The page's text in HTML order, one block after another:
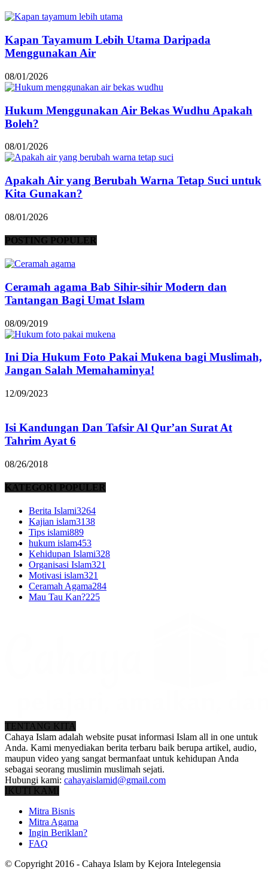
Kapan Tayamum Lebih Utama Daripada
Menggunakan Air
08/01/2026
Hukum Menggunakan Air Bekas Wudhu Apakah
Boleh?
08/01/2026
Apakah Air yang Berubah Warna Tetap Suci untuk
Kita Gunakan?
08/01/2026
POSTING POPULER
Ceramah agama Bab Sihir-sihir Modern dan
Tantangan Bagi Umat Islam
08/09/2019
Ini Dia Hukum Foto Pakai Mukena bagi Muslimah,
Jangan Salah Memahaminya!
12/09/2023
Isi Kandungan Dan Tafsir Al Qur’an Surat At
Tahrim Ayat 6
08/26/2018
KATEGORI POPULER
Berita Islami3264
Kajian islam3138
Tips islami889
hukum islam453
Kehidupan Islami328
Organisasi Islam321
Motivasi islam321
Ceramah Agama284
Mau Tau Kan?225
TENTANG KITA
Cahaya Islam adalah website pusat informasi Islam all in one untuk
Anda. Kami menyediakan berita terbaru baik berupa artikel, audio,
maupun video yang sangat bermanfaat untuk kehidupan Anda
sebagai seorang muslimin muslimah sejati.
Hubungi kami: cahayaislamid@gmail.com
IKUTI KAMI
Mitra Bisnis
Mitra Agama
Ingin Beriklan?
FAQ
© Copyright 2016 - Cahaya Islam by Kejora Intelegensia